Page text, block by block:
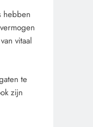
hebben
vitaal
te
zijn